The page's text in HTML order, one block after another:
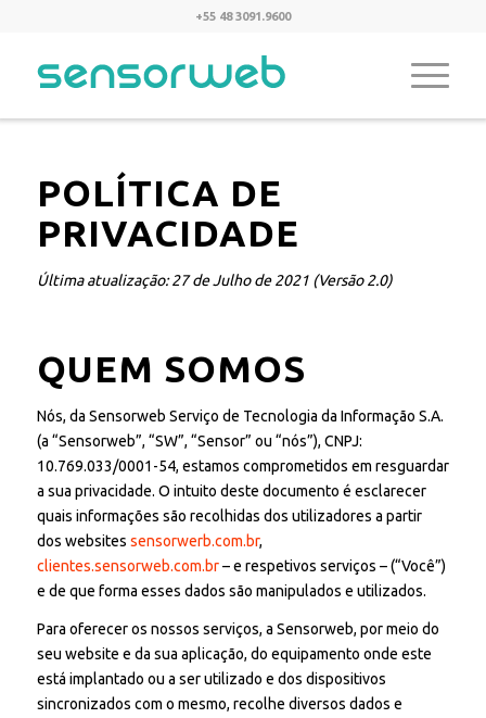
+55 48 3091.9600
POLÍTICA DE
PRIVACIDADE
Última atualização: 27 de Julho de 2021 (Versão 2.0)
QUEM SOMOS
Nós, da Sensorweb Serviço de Tecnologia da Informação S.A.
(a “Sensorweb”, “SW”, “Sensor” ou “nós”), CNPJ:
10.769.033/0001-54, estamos comprometidos em resguardar
a sua privacidade. O intuito deste documento é esclarecer
quais informações são recolhidas dos utilizadores a partir
dos websites sensorwerb.com.br,
clientes.sensorweb.com.br– e respetivos serviços – (“Você”)
e de que forma esses dados são manipulados e utilizados.
Para oferecer os nossos serviços, a Sensorweb, por meio do
seu website e da sua aplicação, do equipamento onde este
está implantado ou a ser utilizado e dos dispositivos
sincronizados com o mesmo, recolhe diversos dados e